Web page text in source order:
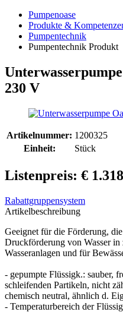
Pumpenoase
Produkte &
Pumpentechnik
Pumpentechnik Produkt
230 V
Artikelnummer: 1200325
Einheit:
Stück
Listenpreis: €
Rabattgruppensystem
Artikelbeschreibung
Geeignet für die Förderung,
Druckförderung von Wasser
Wasseranlagen und für
- gepumpte Flüssigk.: sauber,
schleifenden Partikeln, nicht
chemisch neutral, ähnlich d.
- Temperaturbereich der